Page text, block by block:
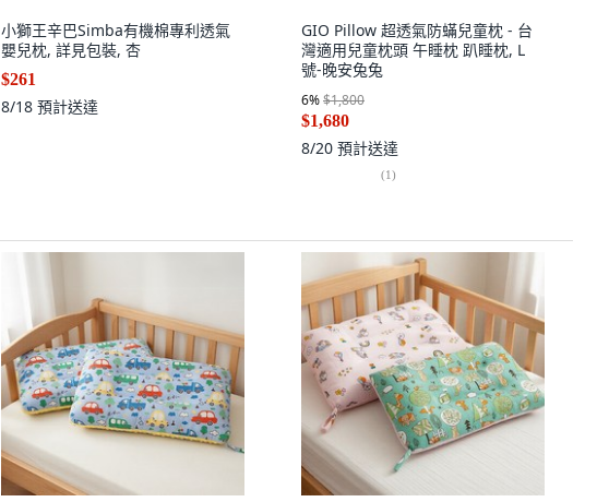
小獅王辛巴Simba有機棉專利透氣
嬰兒枕, 詳見包裝, 杏
$261
8/18 預計送達
GIO Pillow 超透氣防蟎兒童枕 - 台
灣適用兒童枕頭 午睡枕 趴睡枕, L
號-晚安兔兔
6%$1,800
$1,680
8/20 預計送達
(1)